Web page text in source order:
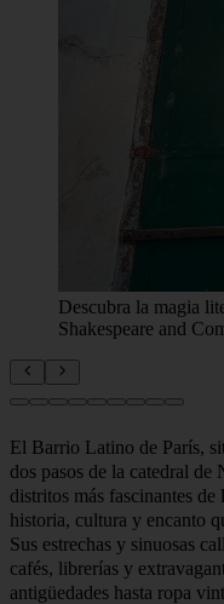
Descubra la magia
Shakespeare and
El Barrio Latino de París,
dos pasos de la catedral
distritos más fascinantes
historia, cultura y encanto
Sus estrechas y sinuosas
cafés, librerías y
antigüedades hasta ropa